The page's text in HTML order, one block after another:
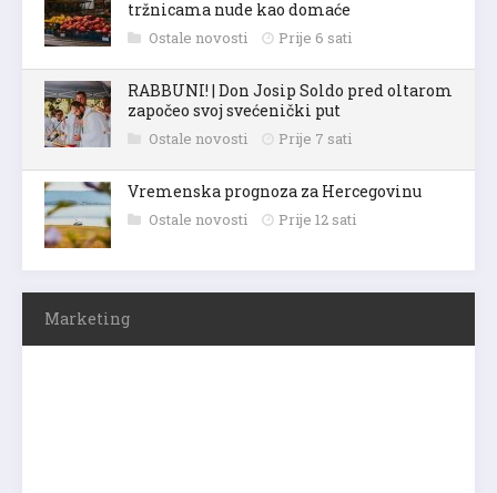
tržnicama nude kao domaće
Ostale novosti Prije 6 sati
RABBUNI! | Don Josip Soldo pred oltarom
započeo svoj svećenički put
Ostale novosti Prije 7 sati
Vremenska prognoza za Hercegovinu
Ostale novosti Prije 12 sati
Marketing